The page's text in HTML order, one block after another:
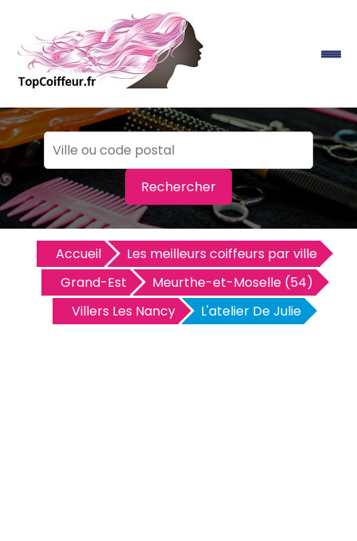
Rechercher
Accueil
Les meilleurs coiffeurs par ville
Grand-Est
Meurthe-et-Moselle (54)
Villers Les Nancy
L'atelier De Julie